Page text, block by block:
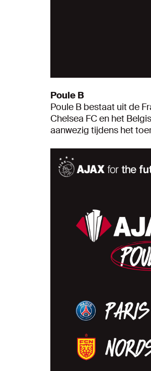
Poule B
Poule B bestaat uit de
Chelsea FC en het
aanwezig tijdens het